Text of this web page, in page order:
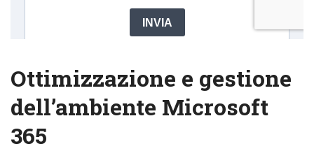
Ottimizzazione e gestione
dell’ambiente Microsoft
365